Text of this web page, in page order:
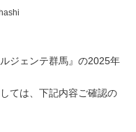
ジェンテ群馬』の2025年
ては、下記内容ご確認の